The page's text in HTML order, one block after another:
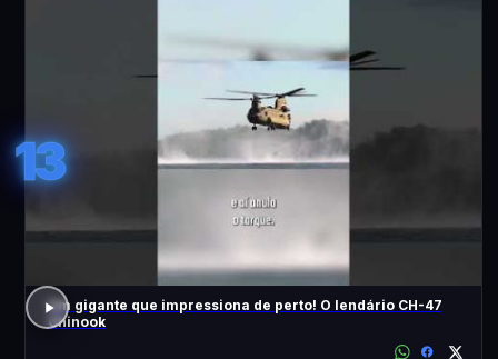
13
Um gigante que impressiona de perto! O lendário CH-47
Chinook